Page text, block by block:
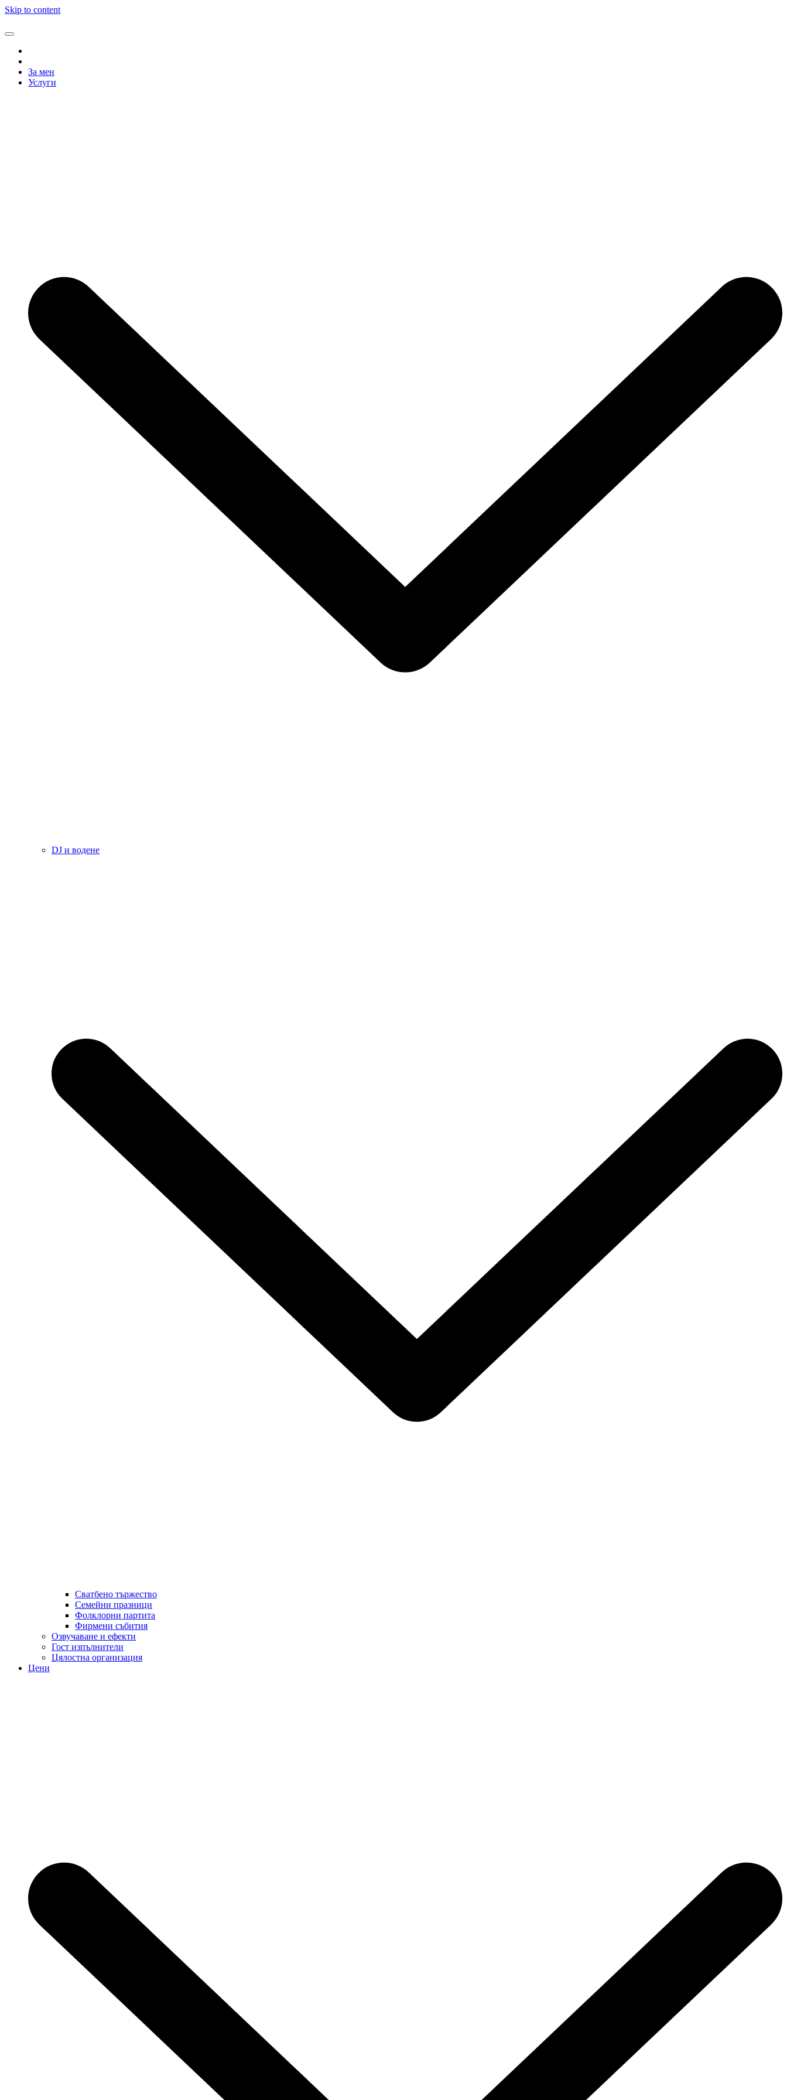
Skip to content
За мен
Услуги
DJ и водене
Сватбено тържество
Семейни празници
Фолклорни партита
Фирмени събития
Озвучаване и ефекти
Гост изпълнители
Цялостна организация
Цени